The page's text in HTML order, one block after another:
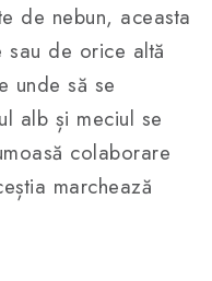
de nebun, aceasta
sau de orice altă
unde să se
alb și meciul se
colaborare
marchează